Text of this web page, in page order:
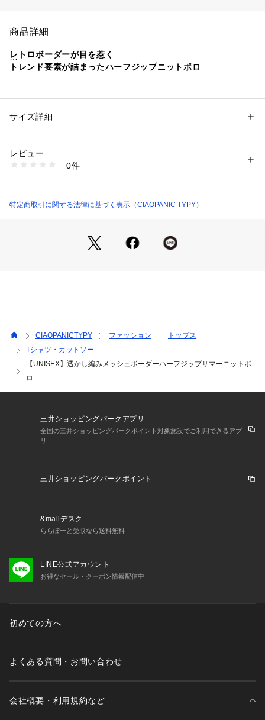
商品詳細
レトロボーダーが目を惹く
トレンド要素が詰まったハーフジップニットポロ
ゆったりとした着心地に透かし編みのデザインがポイント。
■スタイリング
ボトムスには、リラックス感のあるワイドパンツやロングスカ
アクセサリーは、シルバーのバングルやリングで、シンプルな
タンブル乾燥：タンブル乾燥禁止
・・・・・・・・・・・・・・・・・・・・・・
透け感：なし
光沢感：なし
生地の厚さ：普通
・・・・・・・・・・・・・・・・・・・・・・
▼気になる商品をお気に入り登録
※画像の商品はサンプルを使用しております。実際の商品と若
干の仕様が変更になる場合がございますので、予めご了承の上
※屋外の光や照明の当たり具合で、実際の商品の色味とカラー
別画像の色味に若干の違いが発生する場合がございます。詳細
※独自のタイムセールなどの施策により、実店舗と価格差が発
※実際の店舗在庫につきましては、各店舗に直接お問い合わせ
性別：レディース
素材：ポリエステル100％
商品番号：
TYZ2061505A0003 （ショップ）
サイズ詳細
レビュー
0件
特定商取引に関する法律に基づく表示（CIAOPANIC TYPY）
CIAOPANICTYPY ファッション
トップス
Tシャツ・カットソー
【UNISEX】透かし編みメッシュボーダーハーフジップサマーニットポ
ロ
三井ショッピングパークアプリ
全国の三井ショッピングパークポイント対象施設でご利用できるアプ
リ
三井ショッピングパークポイント
&mallデスク
ららぽーと受取なら送料無料
LINE公式アカウント
お得なセール・クーポン情報配信中
初めての方へ
よくある質問・お問い合わせ
会社概要・利用規約など